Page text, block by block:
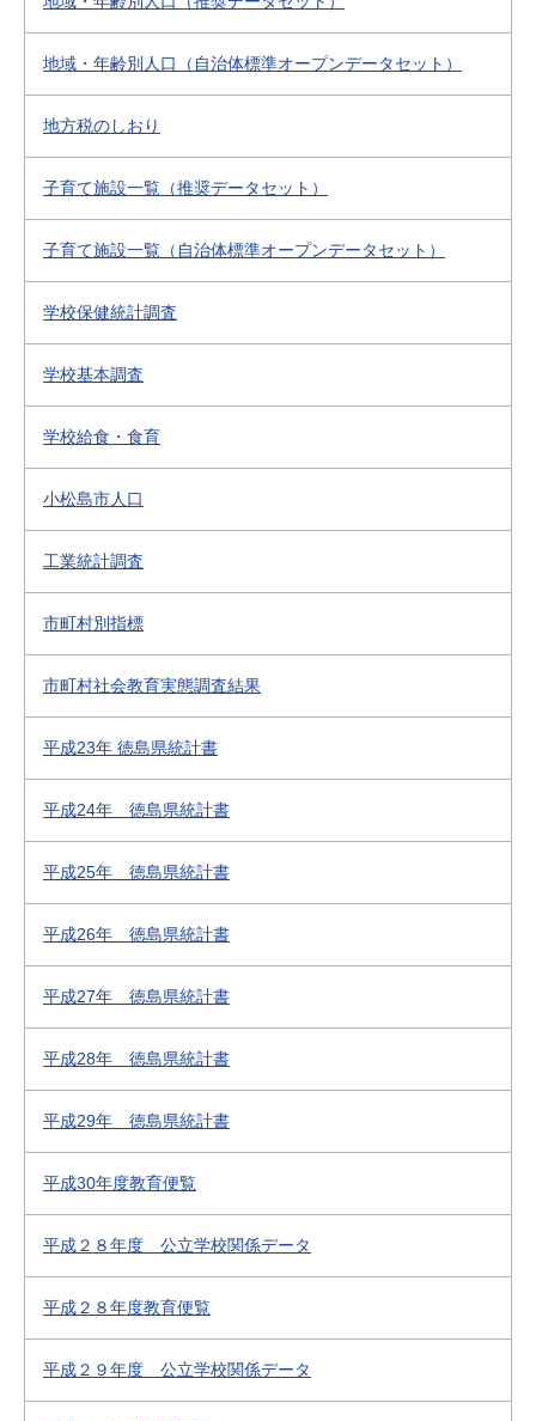
地域・年齢別人口（自治体標準オープンデータセット）
地方税のしおり
子育て施設一覧（推奨データセット）
子育て施設一覧（自治体標準オープンデータセット）
学校保健統計調査
学校基本調査
学校給食・食育
小松島市人口
工業統計調査
市町村別指標
市町村社会教育実態調査結果
平成23年 徳島県統計書
平成24年 徳島県統計書
平成25年 徳島県統計書
平成26年 徳島県統計書
平成27年 徳島県統計書
平成28年 徳島県統計書
平成29年 徳島県統計書
平成30年度教育便覧
平成２８年度 公立学校関係データ
平成２８年度教育便覧
平成２９年度 公立学校関係データ